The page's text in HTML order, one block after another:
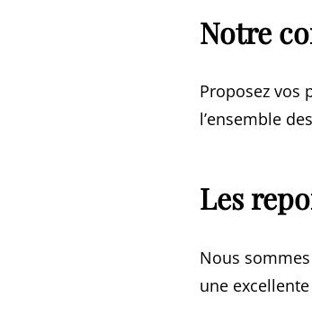
Notre
Proposez vos
l’ensemble
Les
Nous
une